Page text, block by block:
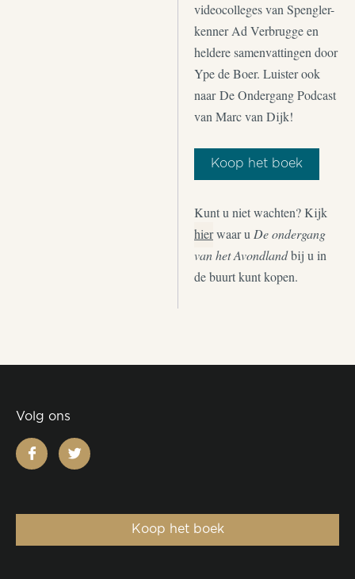
videocolleges van Spengler-
kenner Ad Verbrugge en
heldere samenvattingen door
Ype de Boer. Luister ook
naar De Ondergang Podcast
van Marc van Dijk!
Koop het boek
Kunt u niet wachten? Kijk
hierwaar u De ondergang
van het Avondlandbij u in
de buurt kunt kopen.
Volg ons
facebooktwitter
Koop het boek